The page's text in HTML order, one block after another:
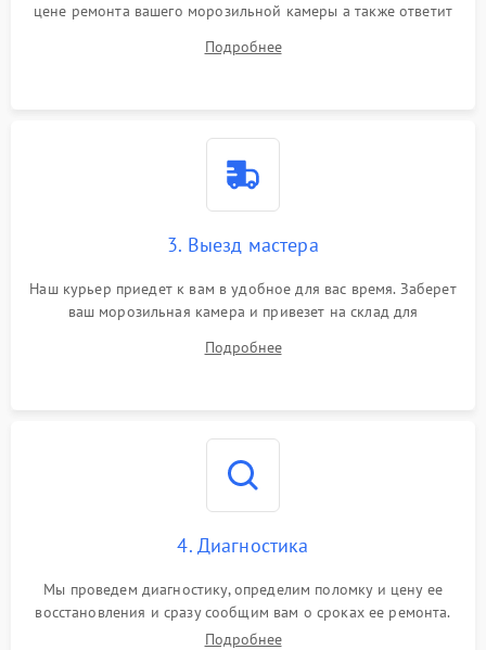
цене ремонта вашего морозильной камеры а также ответит
Подробнее
3. Выезд мастера
Наш курьер приедет к вам в удобное для вас время. Заберет
ваш морозильная камера и привезет на склад для
Подробнее
4. Диагностика
Мы проведем диагностику, определим поломку и цену ее
восстановления и сразу сообщим вам о сроках ее ремонта.
Подробнее